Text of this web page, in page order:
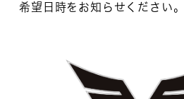
希望日時をお知らせください。